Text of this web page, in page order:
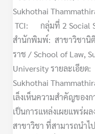
Sukhothai
TCI: กลุ่มที่ 2 Social
สำนักพิมพ์: สาขาวิชานิ
ราช / School of Law,
University รายละเอีย
Sukhothai
เล็งเห็นความสำคัญของ
เป็นการแหล่งเผยแพร่ผ
สาขาวิชา ที่สามารถนำ